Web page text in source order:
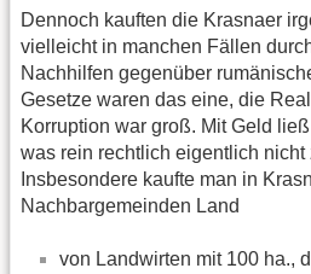
Dennoch kauften die Krasnaer
vielleicht in manchen Fällen
Nachhilfen gegenüber
Gesetze waren das eine, die
Korruption war groß. Mit Geld
was rein rechtlich eigentlich nicht
Insbesondere kaufte man in
Nachbargemeinden Land
von Landwirten mit 100 ha.,